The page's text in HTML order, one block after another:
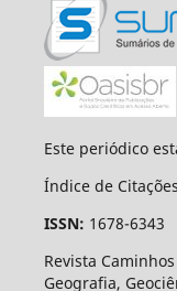
Este periódico
Índice de
ISSN: 1678-6343
Revista
Geografia,